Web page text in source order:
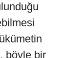
böyle bir